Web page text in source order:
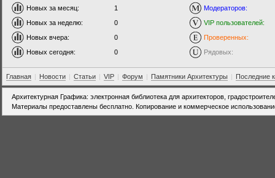
Новых за месяц:
1
Новых за неделю:
0
Новых вчера:
0
Новых сегодня:
0
Модераторов:
VIP пользователей:
Проверенных:
Рядовых:
Главная | Новости | Статьи | VIP | Форум | Памятники Архитектуры | Последние
Архитектурная Графика: электронная библиотека для архитекторов,
Материалы предоставлены бесплатно. Копирование и коммерческое